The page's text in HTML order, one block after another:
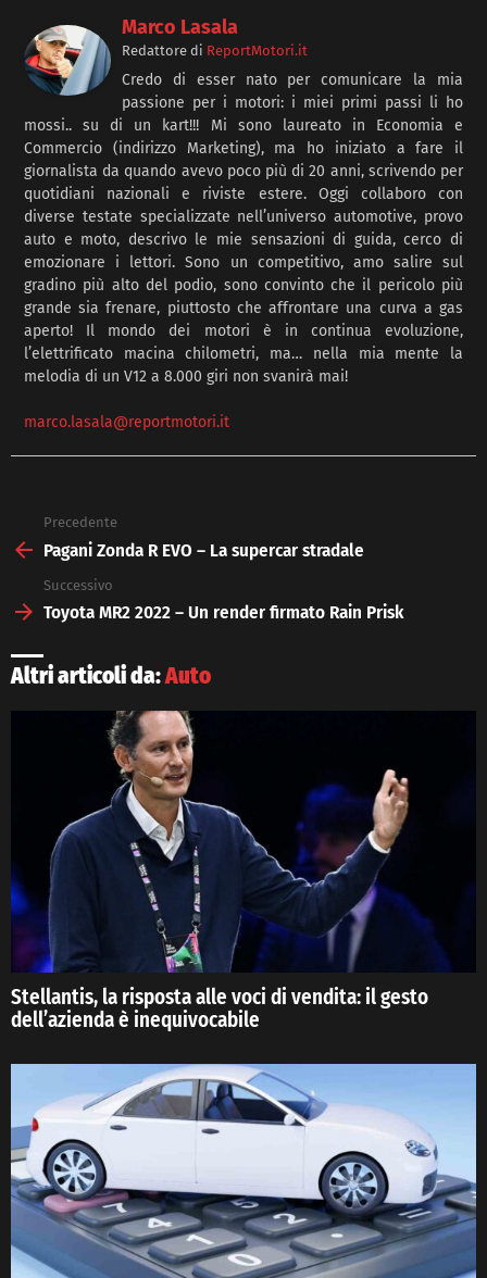
Marco Lasala
Redattore di ReportMotori.it
Credo di esser nato per comunicare la mia
passione per i motori: i miei primi passi li ho
mossi.. su di un kart!!! Mi sono laureato in Economia e
Commercio (indirizzo Marketing), ma ho iniziato a fare il
giornalista da quando avevo poco più di 20 anni, scrivendo per
quotidiani nazionali e riviste estere. Oggi collaboro con
diverse testate specializzate nell’universo automotive, provo
auto e moto, descrivo le mie sensazioni di guida, cerco di
emozionare i lettori. Sono un competitivo, amo salire sul
gradino più alto del podio, sono convinto che il pericolo più
grande sia frenare, piuttosto che affrontare una curva a gas
aperto! Il mondo dei motori è in continua evoluzione,
l’elettrificato macina chilometri, ma… nella mia mente la
melodia di un V12 a 8.000 giri non svanirà mai!
marco.lasala@reportmotori.it
more
Precedente
Pagani Zonda R EVO – La supercar stradale
Successivo
Toyota MR2 2022 – Un render firmato Rain Prisk
Altri articoli da:Auto
Stellantis, la risposta alle voci di vendita: il gesto
dell’azienda è inequivocabile